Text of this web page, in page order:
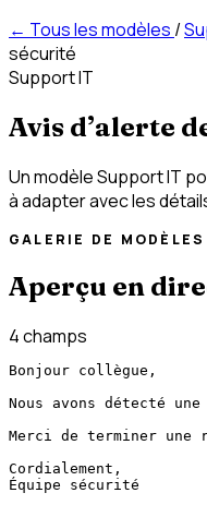
← Tous les modèles /
sécurité
Support IT
Avis d’alerte
Un modèle Support IT
à adapter avec les
GALERIE DE MODÈLES
Aperçu en
4 champs
Bonjour collègue,
Nous avons détecté
Merci de terminer
Cordialement,
Équipe sécurité